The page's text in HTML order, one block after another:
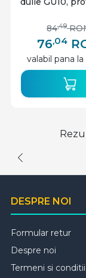
76,04
84,49
valabil pana la
DESPRE NOI
Formular retur
Despre noi
Termeni si conditii